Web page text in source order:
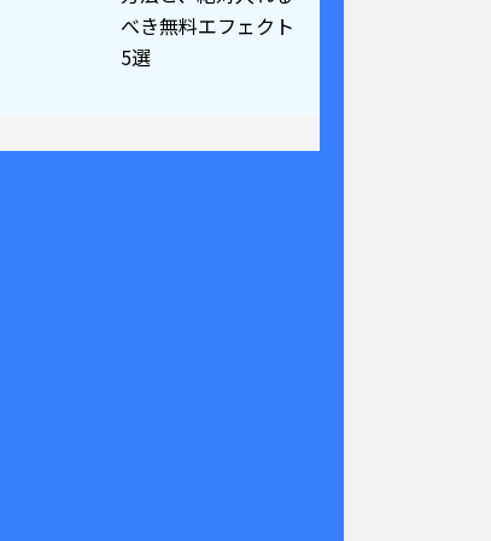
べき無料エフェクト
5選